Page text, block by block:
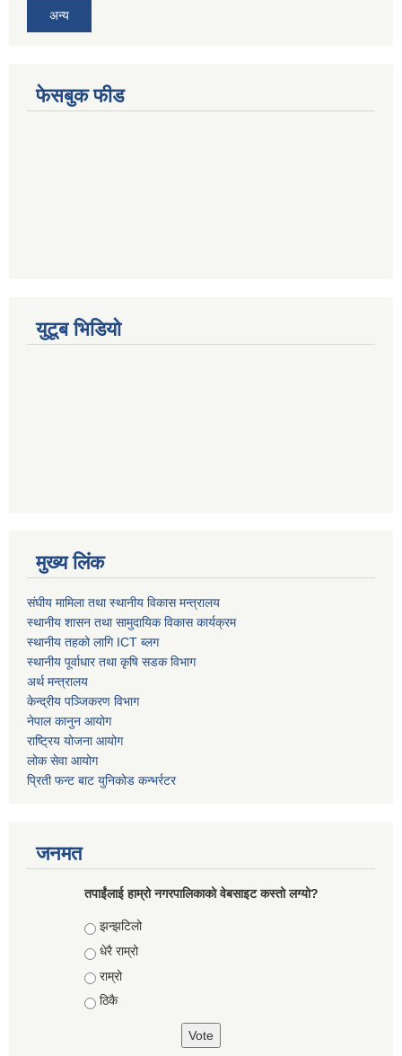
अन्य
फेसबुक फीड
युटूब भिडियो
मुख्य लिंक
संघीय मामिला तथा स्थानीय विकास मन्त्रालय
स्थानीय शासन तथा सामुदायिक विकास कार्यक्रम
स्थानीय तहको लागि ICT ब्लग
स्थानीय पूर्वाधार तथा कृषि सडक विभाग
अर्थ मन्त्रालय
केन्द्रीय पञ्जिकरण विभाग
नेपाल कानुन आयोग
राष्ट्रिय योजना आयोग
लोक सेवा आयोग
प्रिती फन्ट बाट युनिकोड कन्भर्रटर
जनमत
तपाईंलाई हाम्रो नगरपालिकाको वेबसाइट कस्तो लग्यो?
Choices
झन्झटिलो
धेरै राम्रो
राम्रो
ठिकै